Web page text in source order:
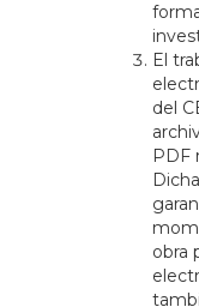
El
del
PDF
obra